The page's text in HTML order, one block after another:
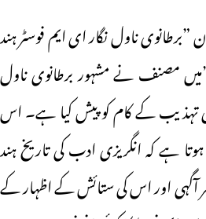
ناول نگار ای ایم فوسٹر ہند
مصنف نے مشہور برطانوی ناول
تہذیب کے کام کو پیش کیا ہے۔ اس
ہے کہ انگریزی ادب کی تاریخ ہند
آگہی اور اس کی ستائش کے اظہار کے